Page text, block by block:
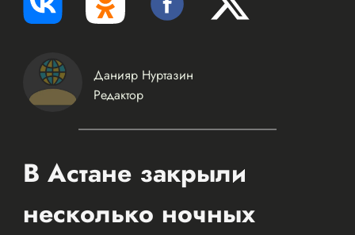
Данияр Нуртазин
Редактор
В Астане закрыли
несколько ночных